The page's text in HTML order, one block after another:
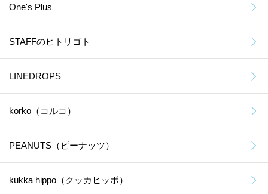
One's Plus
STAFFのヒトリゴト
LINEDROPS
korko（コルコ）
PEANUTS（ピーナッツ）
kukka hippo（クッカヒッポ）